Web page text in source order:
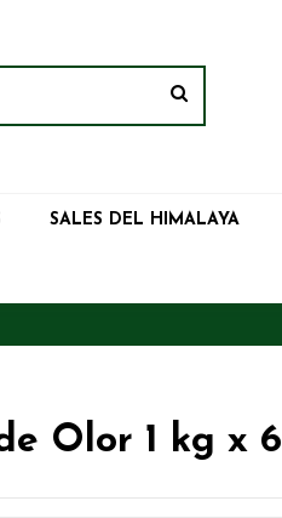
SALES DEL HIMALAYA
Olor 1 kg x 6